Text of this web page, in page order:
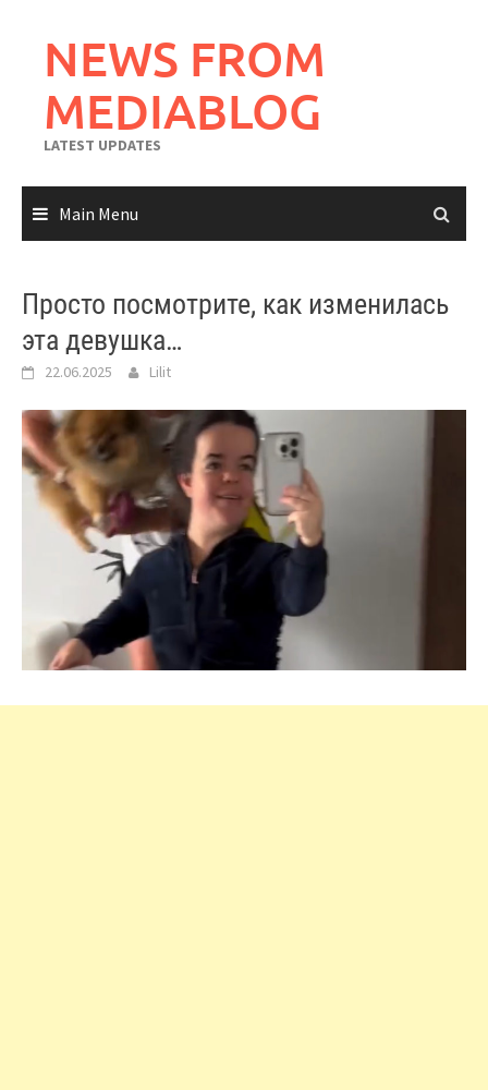
contentNEWS FROM
MEDIABLOG
LATEST UPDATES
Main Menu
Просто посмотрите, как изменилась
эта девушка…
22.06.2025 Lilit